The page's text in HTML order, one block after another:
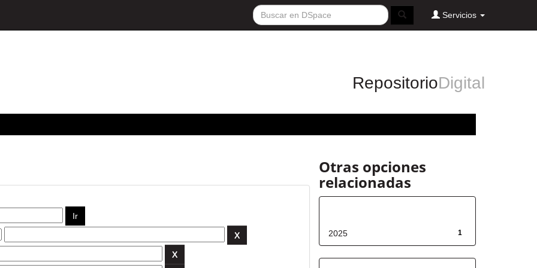
Servicios
RepositorioDigital
Otras opciones
relacionadas
1
2025